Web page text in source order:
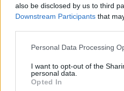
also be disclosed by us to third
Downstream Participants that
Please note that this website/
not limited to your visit or usage
grant or deny consent to Google
use your data for below
Personal Data Processing
I want to opt-out of the
personal data.
Opted In
foglalhatnak időpontot az
oltásra, akik korábban
az új omikron variánsok